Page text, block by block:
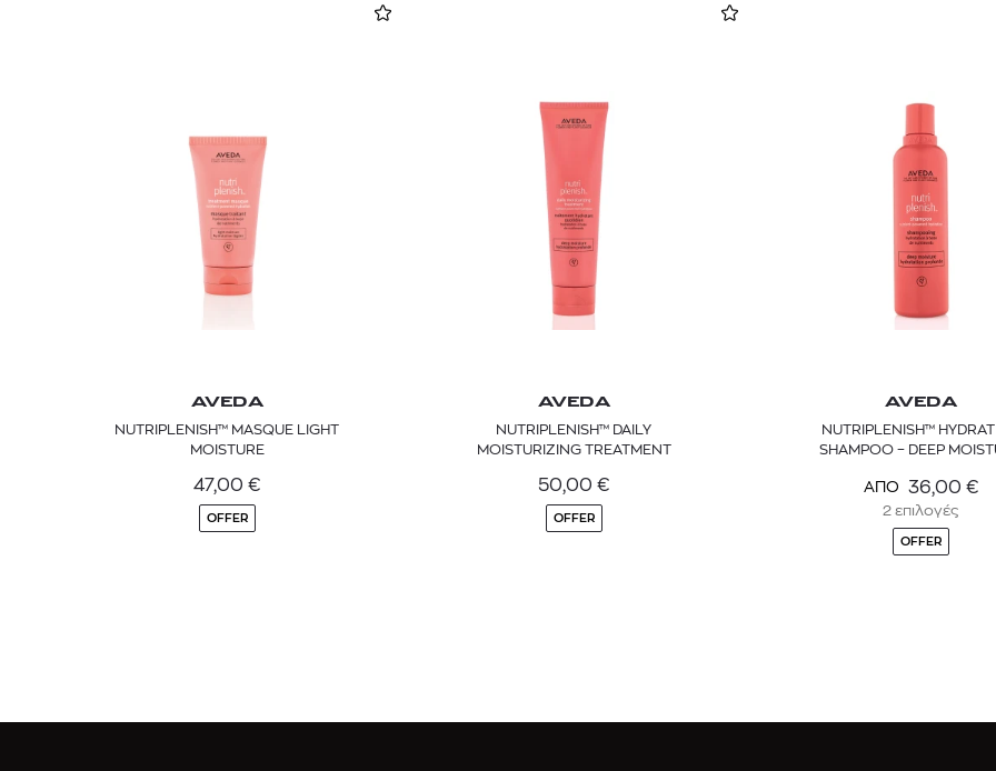
AVEDA
NUTRIPLENISH™ MASQUE LIGHT
MOISTURE
47,00 €
OFFER
AVEDA
NUTRIPLENISH™ DAILY
MOISTURIZING TREATMENT
50,00 €
OFFER
AVEDA
NUTRIPLENISH™
SHAMPOO – DEEP
ΑΠΟ 36,00 €
2 επιλογές
OFFER